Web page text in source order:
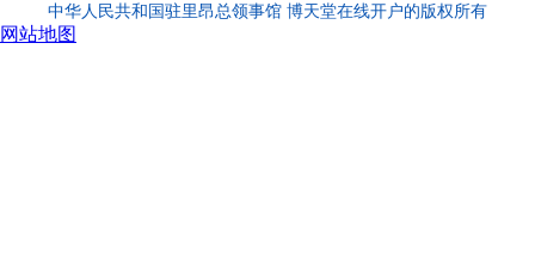
中华人民共和国驻里昂总领事馆 博天堂在线开户的版权所有
网站地图